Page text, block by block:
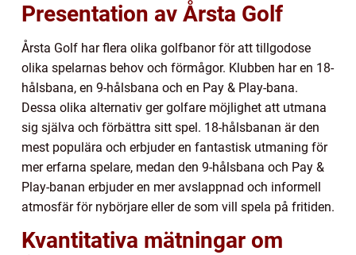
Presentation av Årsta Golf
Årsta Golf har flera olika golfbanor för att tillgodose
olika spelarnas behov och förmågor. Klubben har en 18-
hålsbana, en 9-hålsbana och en Pay & Play-bana.
Dessa olika alternativ ger golfare möjlighet att utmana
sig själva och förbättra sitt spel. 18-hålsbanan är den
mest populära och erbjuder en fantastisk utmaning för
mer erfarna spelare, medan den 9-hålsbana och Pay &
Play-banan erbjuder en mer avslappnad och informell
atmosfär för nybörjare eller de som vill spela på fritiden.
Kvantitativa mätningar om